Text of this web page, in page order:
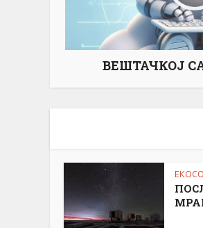
ВЕШТАЧКОЈ